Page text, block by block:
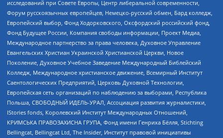
исследований при Совете Европы, Центр либеральной современности,
Форум русскоязычных европейцев, Немецко-русский обмен, Бард колледж,
Европейский выбор, Фонд Ходорковского, Оксфордский российский фонд,
Фонд Будущее России, Компания свободы информации, Проект Медиа,
Международное партнерство за права человека, Духовное Управление
Евангельских Христиан Украинской Христианской Церкви, Новое
Поколение, Духовное Учебное Заведение Международный Библейский
Колледж, Международное христианское движение, Всемирный Институт
Саентологических Предприятий, Церковь Духовной Технологии,
Европейская сеть организаций по наблюдению за выборами, Республика
Польша, СВОБОДНЫЙ ИДЕЛЬ-УРАЛ, Ассоциация развития журналистики,
IStories fonds, Королевский Институт Международных Отношений,
КРИМСЬКА ПРАВОЗАХИСНА ГРУПА, Фонд имени Генриха Бёлля, Stichting
Bellingcat, Bellingcat Ltd, The Insider, Институт правовой инициативы